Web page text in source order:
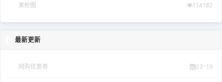
果粉圈 114182
最新更新
网购优惠券 03-19